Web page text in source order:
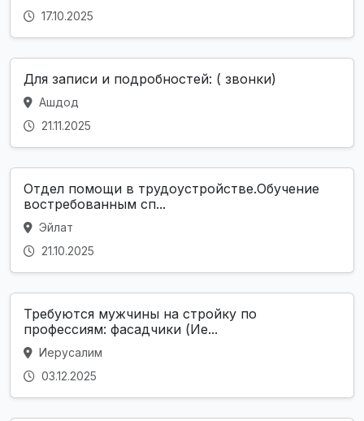
17.10.2025
Для записи и подробностей: ( звонки)
Ашдод
21.11.2025
Отдел помощи в трудоустройстве.Обучение
востребованным сп...
Эйлат
21.10.2025
Требуются мужчины на стройку по
профессиям: фасадчики (Ие...
Иерусалим
03.12.2025